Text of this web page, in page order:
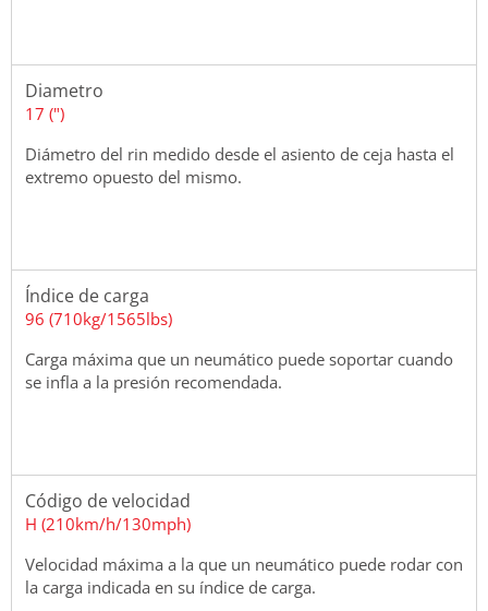
Diametro
17 (")
Diámetro del rin medido desde el asiento de ceja hasta el
extremo opuesto del mismo.
Índice de carga
96 (710kg/1565lbs)
Carga máxima que un neumático puede soportar cuando
se infla a la presión recomendada.
Código de velocidad
H (210km/h/130mph)
Velocidad máxima a la que un neumático puede rodar con
la carga indicada en su índice de carga.